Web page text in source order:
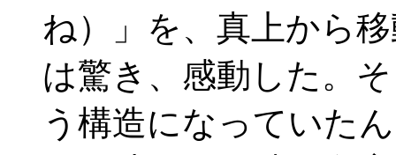
ね）」を、真上から
は驚き、感動した。
う構造になっていた